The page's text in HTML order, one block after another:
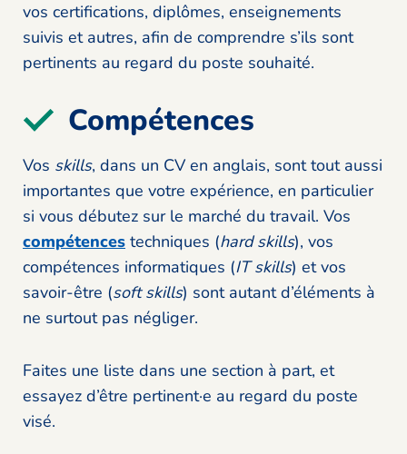
vos certifications, diplômes, enseignements
suivis et autres, afin de comprendre s’ils sont
pertinents au regard du poste souhaité.
Compétences
Vos skills, dans un CV en anglais, sont tout aussi
importantes que votre expérience, en particulier
si vous débutez sur le marché du travail. Vos
compétences techniques (hard skills), vos
compétences informatiques (IT skills) et vos
savoir-être (soft skills) sont autant d’éléments à
ne surtout pas négliger.
Faites une liste dans une section à part, et
essayez d’être pertinent·e au regard du poste
visé.